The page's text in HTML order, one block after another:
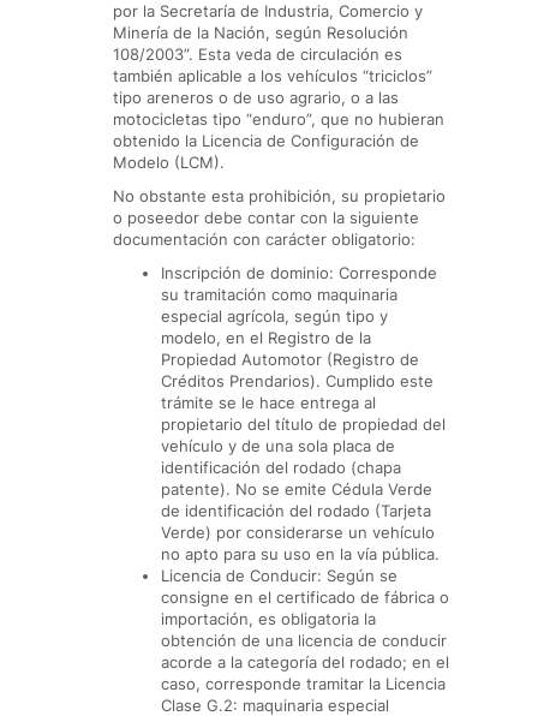
por la Secretaría de Industria, Comercio y
Minería de la Nación, según Resolución
108/2003”. Esta veda de circulación es
también aplicable a los vehículos “triciclos”
tipo areneros o de uso agrario, o a las
motocicletas tipo “enduro”, que no hubieran
obtenido la Licencia de Configuración de
Modelo (LCM).
No obstante esta prohibición, su propietario
o poseedor debe contar con la siguiente
documentación con carácter obligatorio:
Inscripción de dominio: Corresponde
su tramitación como maquinaria
especial agrícola, según tipo y
modelo, en el Registro de la
Propiedad Automotor (Registro de
Créditos Prendarios). Cumplido este
trámite se le hace entrega al
propietario del título de propiedad del
vehículo y de una sola placa de
identificación del rodado (chapa
patente). No se emite Cédula Verde
de identificación del rodado (Tarjeta
Verde) por considerarse un vehículo
no apto para su uso en la vía pública.
Licencia de Conducir: Según se
consigne en el certificado de fábrica o
importación, es obligatoria la
obtención de una licencia de conducir
acorde a la categoría del rodado; en el
caso, corresponde tramitar la Licencia
Clase G.2: maquinaria especial